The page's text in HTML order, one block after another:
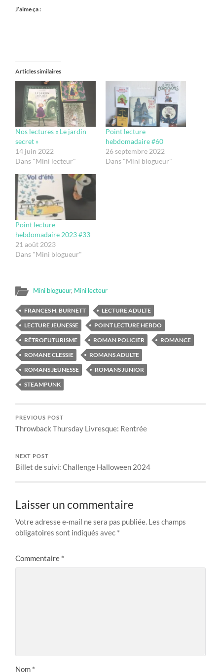
J’aime ça :
Articles similaires
Nos lectures « Le jardin
secret »
14 juin 2022
Dans "Mini lecteur"
Point lecture
hebdomadaire #60
26 septembre 2022
Dans "Mini blogueur"
Point lecture
hebdomadaire 2023 #33
21 août 2023
Dans "Mini blogueur"
Mini blogueur, Mini lecteur
FRANCES H. BURNETT
LECTURE ADULTE
LECTURE JEUNESSE
POINT LECTURE HEBDO
RÉTROFUTURISME
ROMAN POLICIER
ROMANCE
ROMANE CLESSIE
ROMANS ADULTE
ROMANS JEUNESSE
ROMANS JUNIOR
STEAMPUNK
PREVIOUS POST
Throwback Thursday Livresque: Rentrée
NEXT POST
Billet de suivi: Challenge Halloween 2024
Laisser un commentaire
Votre adresse e-mail ne sera pas publiée. Les champs
obligatoires sont indiqués avec *
Commentaire *
Nom *